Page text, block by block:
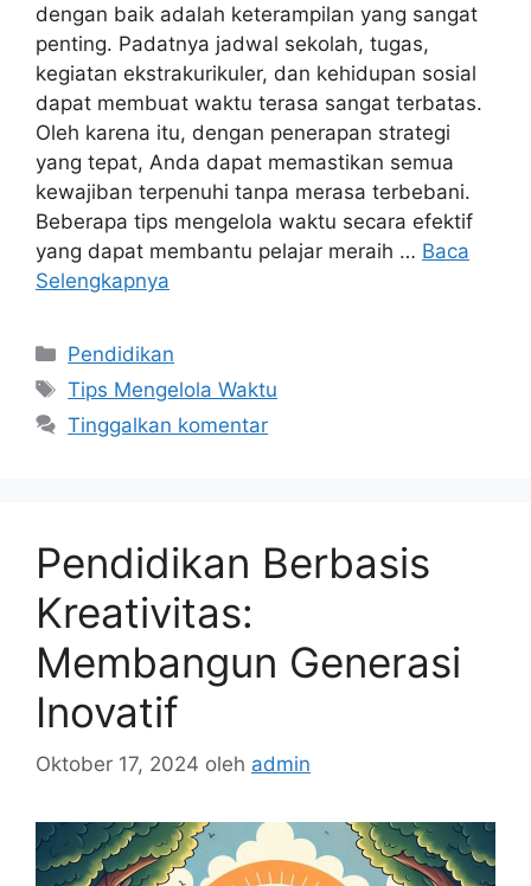
dengan baik adalah keterampilan yang sangat
penting. Padatnya jadwal sekolah, tugas,
kegiatan ekstrakurikuler, dan kehidupan sosial
dapat membuat waktu terasa sangat terbatas.
Oleh karena itu, dengan penerapan strategi
yang tepat, Anda dapat memastikan semua
kewajiban terpenuhi tanpa merasa terbebani.
Beberapa tips mengelola waktu secara efektif
yang dapat membantu pelajar meraih … Baca
Selengkapnya
Kategori
Pendidikan
Tag
Tips Mengelola Waktu
Tinggalkan komentar
Pendidikan Berbasis
Kreativitas:
Membangun Generasi
Inovatif
Oktober 17, 2024 oleh admin